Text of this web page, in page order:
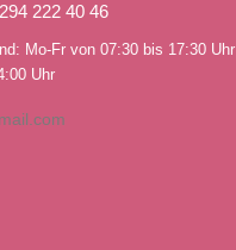
222 40 46
Mo-Fr von 07:30 bis 17:30 Uhr
Uhr